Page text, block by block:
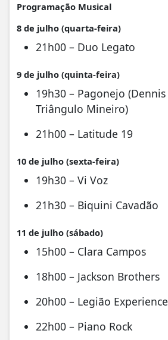
Programação Musical
8 de julho (quarta-feira)
21h00 – Duo Legato
9 de julho (quinta-feira)
19h30 – Pagonejo (Dennis
Triângulo Mineiro)
21h00 – Latitude 19
10 de julho (sexta-feira)
19h30 – Vi Voz
21h30 – Biquini Cavadão
11 de julho (sábado)
15h00 – Clara Campos
18h00 – Jackson Brothers
20h00 – Legião Experience
22h00 – Piano Rock